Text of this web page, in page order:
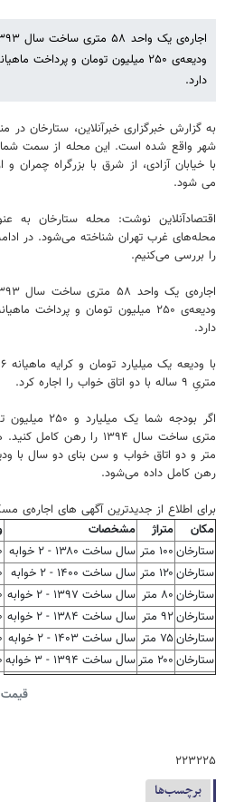
دارد.
شهر واقع شده است. این محله از سمت شمال
با خیابان آزادی، از شرق با بزرگراه چمران
می شود.
اقتصادآنلاین نوشت: محله ستارخان به
محله‌های غرب تهران شناخته می‌شود. در
را بررسی می‌کنیم.
دارد.
متریِ ۹ ساله با دو اتاق خواب را اجاره کرد.
رهن کامل داده می‌شود.
برای اطلاع از جدیدترین آگهی‌ های اجاره‌ی
قیمت
مکان متراژ مشخصات
ستارخان ۱۰۰ متر سال ساخت ۱۳۸۰ - ۲ خوابه
ستارخان ۱۲۰ متر سال ساخت ۱۴۰۰ - ۲ خوابه
ستارخان ۸۰ متر سال ساخت ۱۳۹۷ - ۲ خوابه
ستارخان۹۲ متر سال ساخت ۱۳۸۴ - ۲ خوابه
ستارخان ۷۵ متر سال ساخت ۱۴۰۳ - ۲ خوابه
ستارخان ۲۰۰ متر سال ساخت ۱۳۹۴ - ۳ خوابه
۲۲۳۲۲۵
برچسب‌ها